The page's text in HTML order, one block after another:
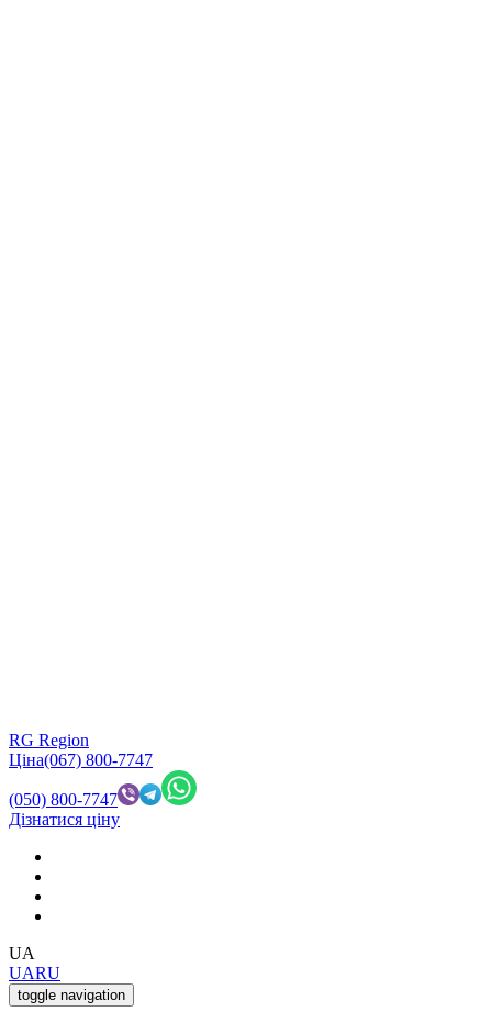
RG Region
Ціна(067) 800-7747
(050) 800-7747
Дізнатися ціну
UA
UARU
toggle navigation